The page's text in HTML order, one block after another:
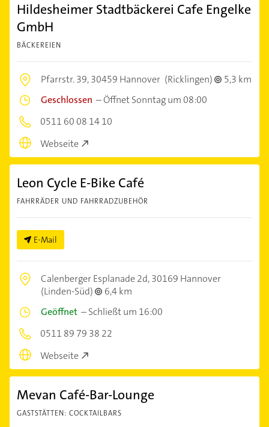
Hildesheimer Stadtbäckerei Cafe Engelke
GmbH
BÄCKEREIEN
Pfarrstr. 39,30459 Hannover (Ricklingen)
5,3 km
Geschlossen –Öffnet Sonntag um 08:00
0511 60 08 14 10
Webseite
Leon Cycle E-Bike Café
FAHRRÄDER UND FAHRRADZUBEHÖR
E-Mail
Calenberger Esplanade 2d,30169 Hannover
(Linden-Süd)
6,4 km
Geöffnet –Schließt um 16:00
0511 89 79 38 22
Webseite
Mevan Café-Bar-Lounge
GASTSTÄTTEN: COCKTAILBARS